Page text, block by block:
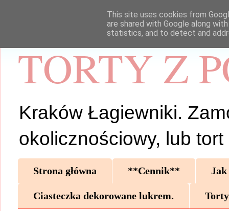
TORTY Z
Kraków Łagiewniki.
okolicznościowy, lub tort
Strona główna **Cennik** Jak
Ciasteczka dekorowane lukrem.
This site uses cookies from
are shared with Google along
statistics, and to detect and